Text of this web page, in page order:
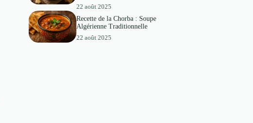
22 août 2025
Recette de la Chorba : Soupe
Algérienne Traditionnelle
22 août 2025